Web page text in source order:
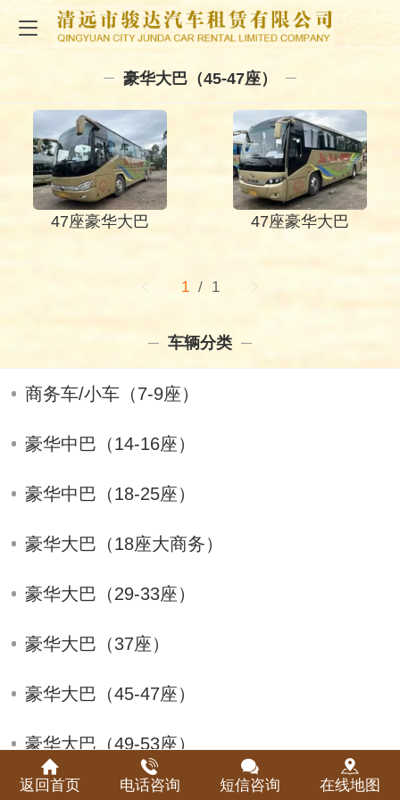
豪华大巴（45-47座）
47座豪华大巴 47座豪华大巴
1 / 1
车辆分类
商务车/小车（7-9座）
豪华中巴（14-16座）
豪华中巴（18-25座）
豪华大巴（18座大商务）
豪华大巴（29-33座）
豪华大巴（37座）
豪华大巴（45-47座）
豪华大巴（49-53座）
豪华空调大巴实拍图
返回首页 电话咨询 短信咨询 在线地图